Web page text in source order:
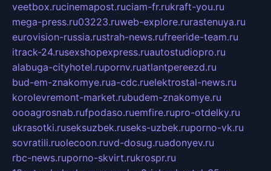
veetbox.rucinemapost.ruciam-fr.rukraft-you.ru
mega-press.ru03223.ruweb-explore.rurastenuya.ru
eurovision-russia.rustrah-news.rufreeride-team.ru
itrack-24.rusexshopexpress.ruautostudiopro.ru
alabuga-cityhotel.rupornv.ruatlantpereezd.ru
bud-em-znakomye.rua-cdc.ruelektrostal-news.ru
korolevremont-market.rubudem-znakomye.ru
oooagrosnab.rufpodaso.ruemfire.rupro-otdelky.ru
ukrasotki.ruseksuzbek.ruseks-uzbek.ruporno-vk.ru
sovratili.ruolecoon.ruvd-dosug.ruadonyev.ru
rbc-news.ruporno-skvirt.rukrospr.ru